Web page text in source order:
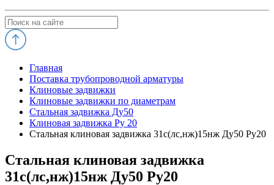
Главная
Поставка трубопроводной арматуры
Клиновые задвижки
Клиновые задвижки по диаметрам
Стальная задвижка Ду50
Клиновая задвижка Ру 20
Стальная клиновая задвижка 31с(лс,нж)15нж Ду50 Ру20
Стальная клиновая задвижка
31с(лс,нж)15нж Ду50 Ру20